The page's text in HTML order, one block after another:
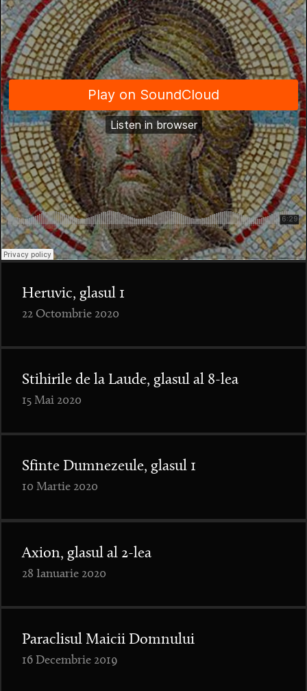
Heruvic, glasul 1
22 Octombrie 2020
Stihirile de la Laude, glasul al 8-lea
15 Mai 2020
Sfinte Dumnezeule, glasul 1
10 Martie 2020
Axion, glasul al 2-lea
28 Ianuarie 2020
Paraclisul Maicii Domnului
16 Decembrie 2019